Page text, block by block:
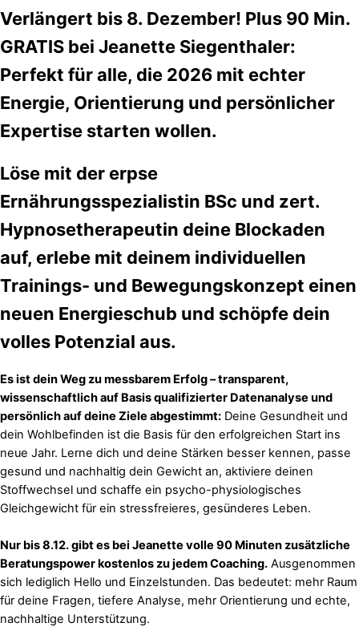
Verlängert bis 8. Dezember! Plus 90 Min.
GRATIS bei Jeanette Siegenthaler:
Perfekt für alle, die 2026 mit echter
Energie, Orientierung und persönlicher
Expertise starten wollen.
Löse mit der erpse
Ernährungsspezialistin BSc und zert.
Hypnosetherapeutin deine Blockaden
auf, erlebe mit deinem individuellen
Trainings- und Bewegungskonzept einen
neuen Energieschub und schöpfe dein
volles Potenzial aus.
Es ist dein Weg zu messbarem Erfolg – transparent,
wissenschaftlich auf Basis qualifizierter Datenanalyse und
persönlich auf deine Ziele abgestimmt: Deine Gesundheit und
dein Wohlbefinden ist die Basis für den erfolgreichen Start ins
neue Jahr. Lerne dich und deine Stärken besser kennen, passe
gesund und nachhaltig dein Gewicht an, aktiviere deinen
Stoffwechsel und schaffe ein psycho-physiologisches
Gleichgewicht für ein stressfreieres, gesünderes Leben.
Nur bis 8.12. gibt es bei Jeanette volle 90 Minuten zusätzliche
Beratungspower kostenlos zu jedem Coaching. Ausgenommen
sich lediglich Hello und Einzelstunden. Das bedeutet: mehr Raum
für deine Fragen, tiefere Analyse, mehr Orientierung und echte,
nachhaltige Unterstützung.